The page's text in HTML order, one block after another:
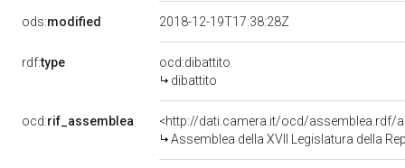
ods:modified 2018-12-19T17:38:28Z
rdf:type
ocd:dibattito
dibattito
ocd:rif_assemblea
<http://dati.camera.it/ocd/assemblea.rdf/
Assemblea della XVII Legislatura della